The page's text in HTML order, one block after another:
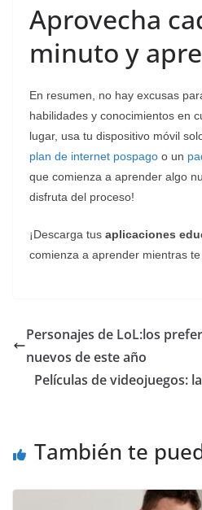
Aprovecha
minuto y
En resumen, no hay excusas
habilidades y conocimientos en
lugar, usa tu dispositivo móvil
plan de internet pospago o un
que comienza a aprender algo
disfruta del proceso!
¡Descarga tus aplicaciones
comienza a aprender mientras
Personajes de LoL:los
nuevos de este año
Películas de videojuegos:
También te